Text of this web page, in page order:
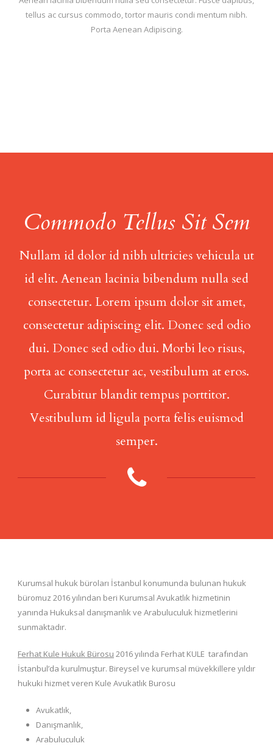
tellus ac cursus commodo, tortor mauris condi mentum nibh.
Porta Aenean Adipiscing.
Commodo Tellus Sit Sem
Nullam id dolor id nibh ultricies vehicula ut
id elit. Aenean lacinia bibendum nulla sed
consectetur. Lorem ipsum dolor sit amet,
consectetur adipiscing elit. Donec sed odio
dui. Donec sed odio dui. Morbi leo risus,
porta ac consectetur ac, vestibulum at eros.
Curabitur blandit tempus porttitor.
Vestibulum id ligula porta felis euismod
semper.
Kurumsal hukuk büroları İstanbul konumunda bulunan hukuk
büromuz 2016 yılından beri Kurumsal Avukatlık hizmetinin
yanında Hukuksal danışmanlık ve Arabuluculuk hizmetlerini
sunmaktadır.
Ferhat Kule Hukuk Bürosu 2016 yılında Ferhat KULE tarafından
İstanbul’da kurulmuştur. Bireysel ve kurumsal müvekkillere yıldır
hukuki hizmet veren Kule Avukatlık Burosu
Avukatlık,
Danışmanlık,
Arabuluculuk